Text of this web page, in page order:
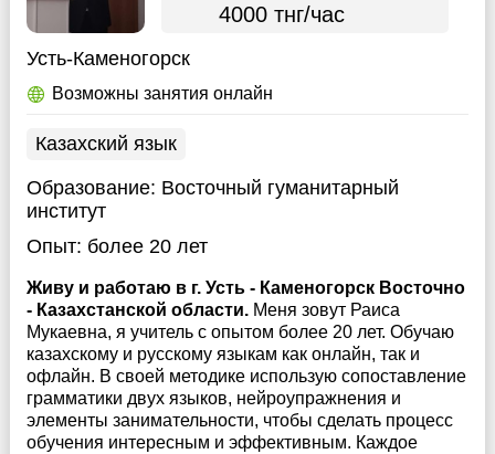
4000 тнг/час
Усть-Каменогорск
Возможны занятия онлайн
Казахский язык
Образование: Восточный гуманитарный
институт
Опыт: более 20 лет
Живу и работаю в г. Усть - Каменогорск Восточно
- Казахстанской области. Меня зовут Раиса
Мукаевна, я учитель с опытом более 20 лет. Обучаю
казахскому и русскому языкам как онлайн, так и
офлайн. В своей методике использую сопоставление
грамматики двух языков, нейроупражнения и
элементы занимательности, чтобы сделать процесс
обучения интересным и эффективным. Каждое